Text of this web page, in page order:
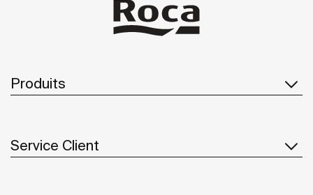
Produits
Service Client